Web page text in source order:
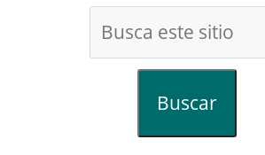
Buscar